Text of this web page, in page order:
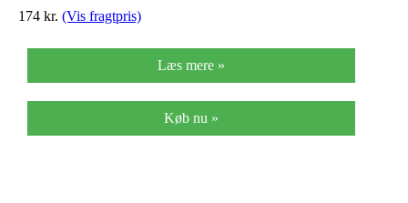
174 kr. (Vis fragtpris)
Læs mere »
Køb nu »